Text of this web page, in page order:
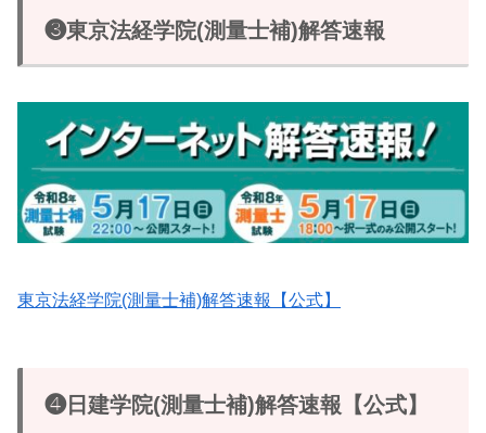
❸東京法経学院(測量士補)解答速報
東京法経学院(測量士補)解答速報【公式】
❹日建学院(測量士補)解答速報【公式】